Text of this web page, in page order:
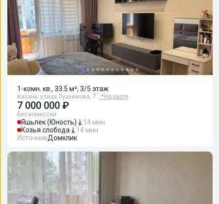
1-комн. кв., 33.5 м², 3/5 этаж
Казань, улица Лушникова, 7 📍 На карте
7 000 000 ₽
Без комиссии
Яшьлек (Юность)
14 мин
Козья слобода
14 мин
ИсточникДомклик